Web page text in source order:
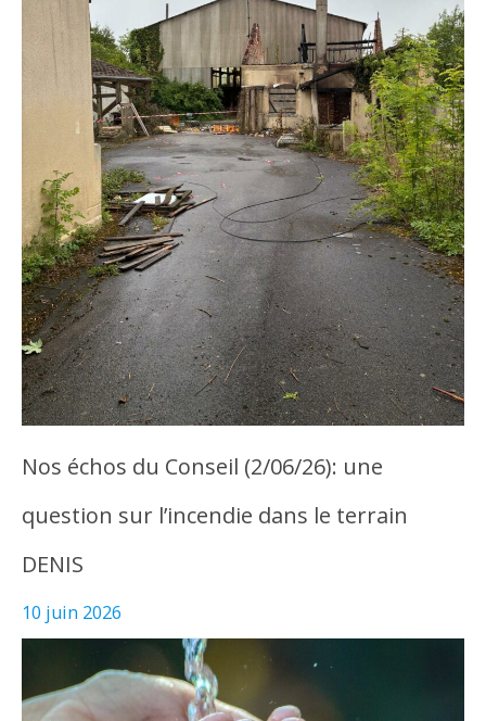
Nos échos du Conseil (2/06/26): une
question sur l’incendie dans le terrain
DENIS
10 juin 2026